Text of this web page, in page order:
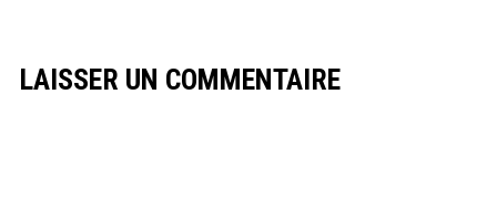
LAISSER UN COMMENTAIRE